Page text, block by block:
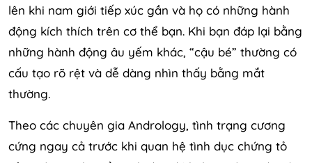
lên khi nam giới tiếp xúc gần và họ có những hành
động kích thích trên cơ thể bạn. Khi bạn đáp lại bằng
những hành động âu yếm khác, “cậu bé” thường có
cấu tạo rõ rệt và dễ dàng nhìn thấy bằng mắt
thường.
Theo các chuyên gia Andrology, tình trạng cương
cứng ngay cả trước khi quan hệ tình dục chứng tỏ